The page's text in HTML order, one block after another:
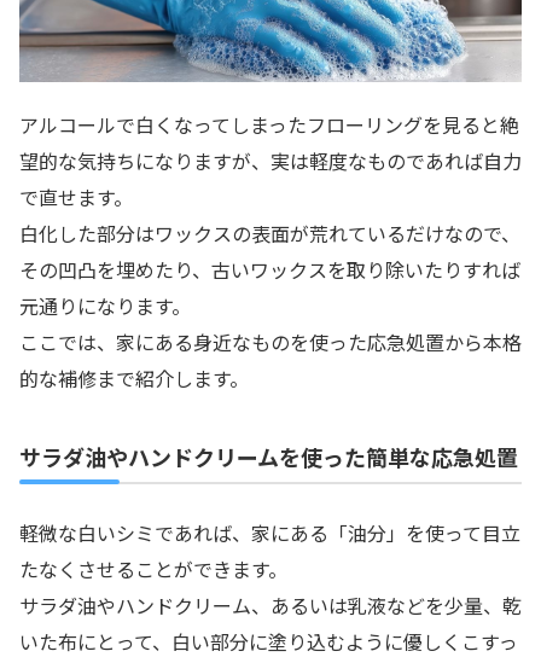
アルコールで白くなってしまったフローリングを見ると絶
望的な気持ちになりますが、実は軽度なものであれば自力
で直せます。
白化した部分はワックスの表面が荒れているだけなので、
その凹凸を埋めたり、古いワックスを取り除いたりすれば
元通りになります。
ここでは、家にある身近なものを使った応急処置から本格
的な補修まで紹介します。
サラダ油やハンドクリームを使った簡単な応急処置
軽微な白いシミであれば、家にある「油分」を使って目立
たなくさせることができます。
サラダ油やハンドクリーム、あるいは乳液などを少量、乾
いた布にとって、白い部分に塗り込むように優しくこすっ